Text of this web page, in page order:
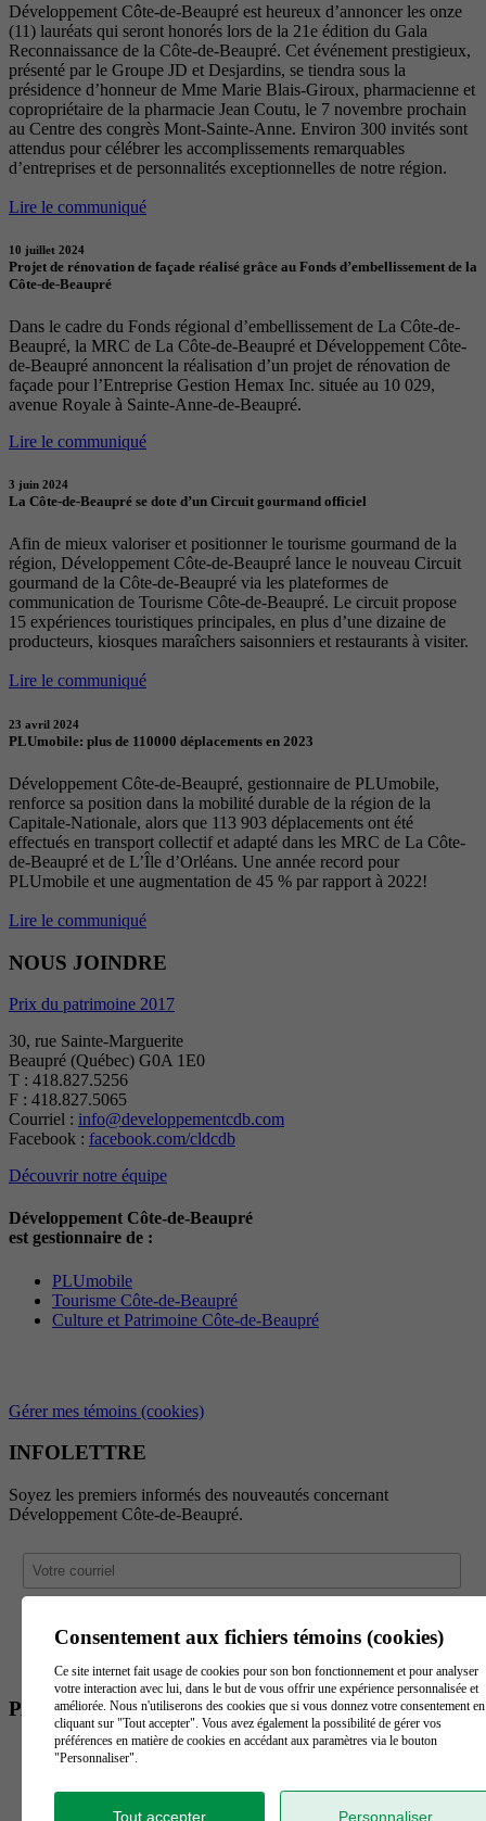
Développement Côte-de-Beaupré est heureux d’annoncer les onze
(11) lauréats qui seront honorés lors de la 21e édition du Gala
Reconnaissance de la Côte-de-Beaupré. Cet événement prestigieux,
présenté par le Groupe JD et Desjardins, se tiendra sous la
présidence d’honneur de Mme Marie Blais-Giroux, pharmacienne et
copropriétaire de la pharmacie Jean Coutu, le 7 novembre prochain
au Centre des congrès Mont-Sainte-Anne. Environ 300 invités sont
attendus pour célébrer les accomplissements remarquables
d’entreprises et de personnalités exceptionnelles de notre région.
Lire le communiqué
10 juillet 2024
Projet de rénovation de façade réalisé grâce au Fonds d’embellissement de la
Côte-de-Beaupré
Dans le cadre du Fonds régional d’embellissement de La Côte-de-
Beaupré, la MRC de La Côte-de-Beaupré et Développement Côte-
de-Beaupré annoncent la réalisation d’un projet de rénovation de
façade pour l’Entreprise Gestion Hemax Inc. située au 10 029,
avenue Royale à Sainte-Anne-de-Beaupré.
Lire le communiqué
3 juin 2024
La Côte-de-Beaupré se dote d’un Circuit gourmand officiel
Afin de mieux valoriser et positionner le tourisme gourmand de la
région, Développement Côte-de-Beaupré lance le nouveau Circuit
gourmand de la Côte-de-Beaupré via les plateformes de
communication de Tourisme Côte-de-Beaupré. Le circuit propose
15 expériences touristiques principales, en plus d’une dizaine de
producteurs, kiosques maraîchers saisonniers et restaurants à visiter.
Lire le communiqué
23 avril 2024
PLUmobile: plus de 110000 déplacements en 2023
Développement Côte-de-Beaupré, gestionnaire de PLUmobile,
renforce sa position dans la mobilité durable de la région de la
Capitale-Nationale, alors que 113 903 déplacements ont été
effectués en transport collectif et adapté dans les MRC de La Côte-
de-Beaupré et de L’Île d’Orléans. Une année record pour
PLUmobile et une augmentation de 45 % par rapport à 2022!
Lire le communiqué
NOUS JOINDRE
Prix du patrimoine 2017
30, rue Sainte-Marguerite
Beaupré (Québec) G0A 1E0
T : 418.827.5256
F : 418.827.5065
Courriel : info@developpementcdb.com
Facebook : facebook.com/cldcdb
Découvrir notre équipe
Développement Côte-de-Beaupré
est gestionnaire de :
PLUmobile
Tourisme Côte-de-Beaupré
Culture et Patrimoine Côte-de-Beaupré
Gérer mes témoins (cookies)
INFOLETTRE
Soyez les premiers informés des nouveautés concernant
Développement Côte-de-Beaupré.
PARTENAIRES
Consentement aux fichiers témoins (cookies)
Ce site internet fait usage de cookies pour son bon fonctionnement et pour analyser
votre interaction avec lui, dans le but de vous offrir une expérience personnalisée et
améliorée. Nous n'utiliserons des cookies que si vous donnez votre consentement en
cliquant sur "Tout accepter". Vous avez également la possibilité de gérer vos
préférences en matière de cookies en accédant aux paramètres via le bouton
"Personnaliser".
Tout accepter Personnaliser